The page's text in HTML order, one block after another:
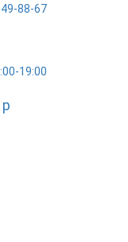
88-67
19:00
p